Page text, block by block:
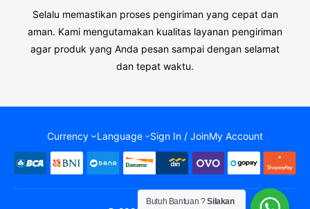
Selalu memastikan proses pengiriman yang cepat dan
aman. Kami mengutamakan kualitas layanan pengiriman
agar produk yang Anda pesan sampai dengan selamat
dan tepat waktu.
Currency Language Sign In / JoinMy Account
Butuh Bantuan ?Silakan